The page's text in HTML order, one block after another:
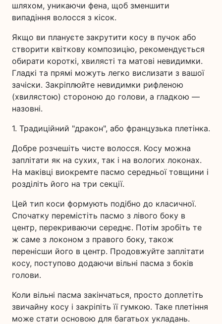
шляхом, уникаючи фена, щоб зменшити
випадіння волосся з кісок.
Якщо ви плануєте закрутити косу в пучок або
створити квіткову композицію, рекомендується
обирати короткі, хвилясті та матові невидимки.
Гладкі та прямі можуть легко вислизати з вашої
зачіски. Закріплюйте невидимки рифленою
(хвилястою) стороною до голови, а гладкою —
назовні.
1. Традиційний "дракон", або французька плетінка.
Добре розчешіть чисте волосся. Косу можна
заплітати як на сухих, так і на вологих локонах.
На маківці виокремте пасмо середньої товщини і
розділіть його на три секції.
Цей тип коси формують подібно до класичної.
Спочатку перемістіть пасмо з лівого боку в
центр, перекриваючи середнє. Потім зробіть те
ж саме з локоном з правого боку, також
перенісши його в центр. Продовжуйте заплітати
косу, поступово додаючи вільні пасма з боків
голови.
Коли вільні пасма закінчаться, просто доплетіть
звичайну косу і закріпіть її гумкою. Таке плетіння
може стати основою для багатьох укладань.